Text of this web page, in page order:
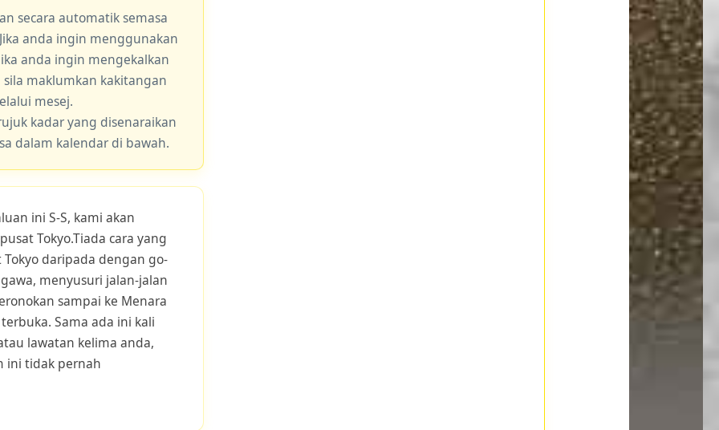
secara automatik semasa
anda ingin menggunakan
anda ingin mengekalkan
maklumkan kakitangan
mesej.
kadar yang disenaraikan
dalam kalendar di bawah.
ini S-S, kami akan
Tokyo.Tiada cara yang
daripada dengan go-
menyusuri jalan-jalan
sampai ke Menara
Sama ada ini kali
lawatan kelima anda,
ini tidak pernah